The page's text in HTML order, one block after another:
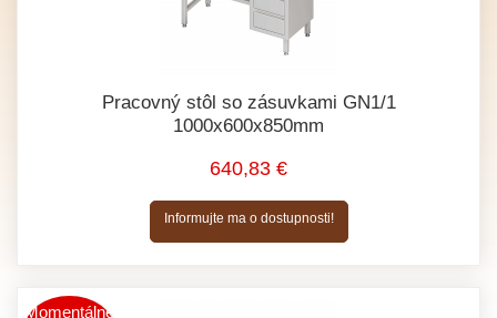
Pracovný stôl so zásuvkami GN1/1
1000x600x850mm
640,83 €
Informujte ma o dostupnosti!
Momentálne